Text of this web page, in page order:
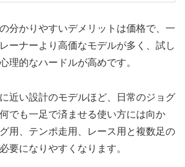
分かりやすいデメリットは価格で、一
ーナーより高価なモデルが多く、試し
理的なハードルが高めです。
近い設計のモデルほど、日常のジョグ
でも一足で済ませる使い方には向か
用、テンポ走用、レース用と複数足の
要になりやすくなります。